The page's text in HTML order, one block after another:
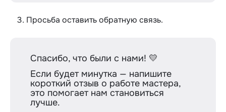
Просьба оставить обратную связь.
Спасибо, что были с нами! 💛
Если будет минутка — напишите
короткий отзыв о работе мастера,
это помогает нам становиться
лучше.